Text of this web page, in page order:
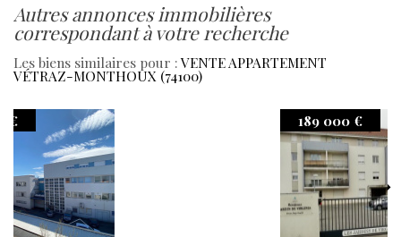
autres annonces immobilières
correspondant à votre recherche
Les biens similaires pour :VENTE APPARTEMENT
VÉTRAZ-MONTHOUX (74100)